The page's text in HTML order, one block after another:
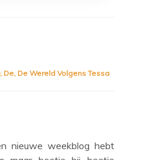
, De, De Wereld Volgens Tessa
nieuwe weekblog hebt